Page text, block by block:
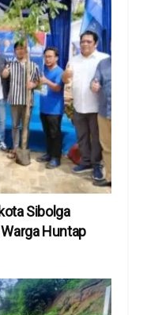
Sibolga
Huntap